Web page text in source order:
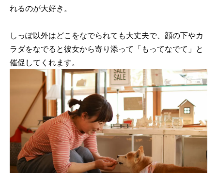
れるのが大好き。
しっぽ以外はどこをなでられても大丈夫で、顔の下やカ
ラダをなでると彼女から寄り添って「もってなでて」と
催促してくれます。